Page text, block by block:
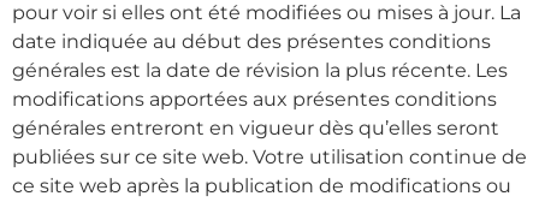
pour voir si elles ont été modifiées ou mises à jour. La
date indiquée au début des présentes conditions
générales est la date de révision la plus récente. Les
modifications apportées aux présentes conditions
générales entreront en vigueur dès qu’elles seront
publiées sur ce site web. Votre utilisation continue de
ce site web après la publication de modifications ou